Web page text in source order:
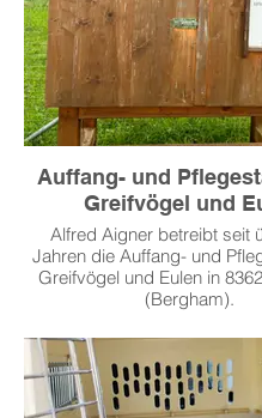
Weiterlesen >
Auffang- und
Greifvögel und
Alfred Aigner betreibt seit
Jahren die Auffang- und
Greifvögel und Eulen in
(Bergham).
Aus weitem Umkreis,
Bussarde, Falken, Eulen
eingeliefert.